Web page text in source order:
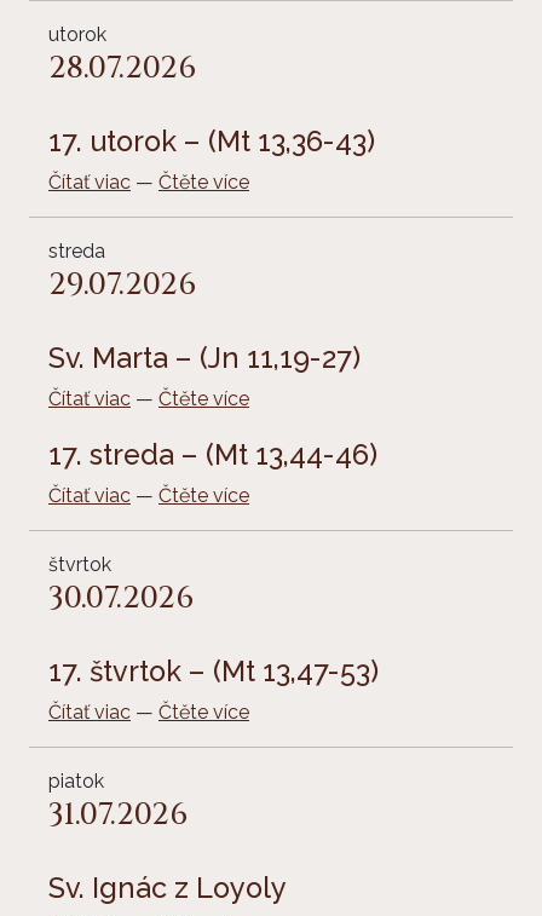
utorok
28.07.2026
17. utorok – (Mt 13,36-43)
Čítať viac — Čtěte více
streda
29.07.2026
Sv. Marta – (Jn 11,19-27)
Čítať viac — Čtěte více
17. streda – (Mt 13,44-46)
Čítať viac — Čtěte více
štvrtok
30.07.2026
17. štvrtok – (Mt 13,47-53)
Čítať viac — Čtěte více
piatok
31.07.2026
Sv. Ignác z Loyoly